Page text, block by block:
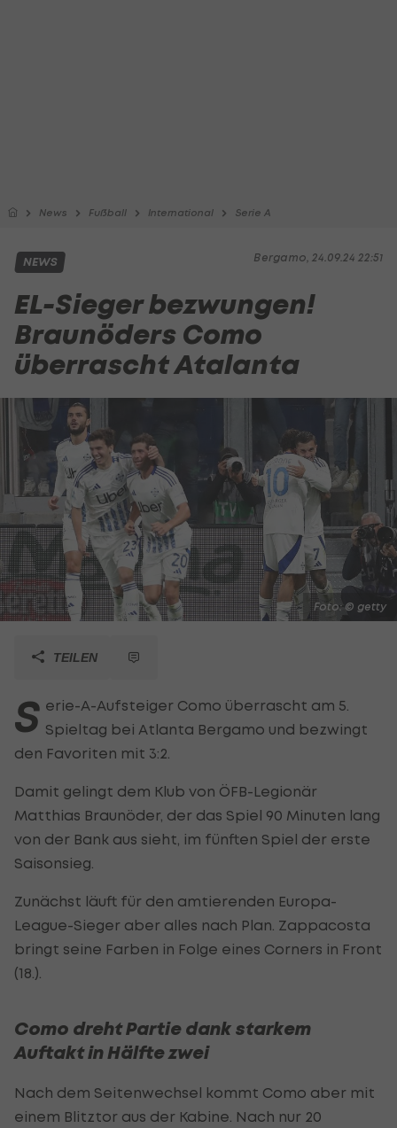
News Fußball International Serie A
Bergamo, 24.09.24 22:51
NEWS
EL-Sieger bezwungen!
Braunöders Como
überrascht Atalanta
Foto: © getty
TEILEN
S erie-A-Aufsteiger Como überrascht am 5.
Spieltag bei Atlanta Bergamo und bezwingt
den Favoriten mit 3:2.
Damit gelingt dem Klub von ÖFB-Legionär
Matthias Braunöder, der das Spiel 90 Minuten lang
von der Bank aus sieht, im fünften Spiel der erste
Saisonsieg.
Zunächst läuft für den amtierenden Europa-
League-Sieger aber alles nach Plan. Zappacosta
bringt seine Farben in Folge eines Corners in Front
(18.).
Como dreht Partie dank starkem
Auftakt in Hälfte zwei
Nach dem Seitenwechsel kommt Como aber mit
einem Blitztor aus der Kabine. Nach nur 20